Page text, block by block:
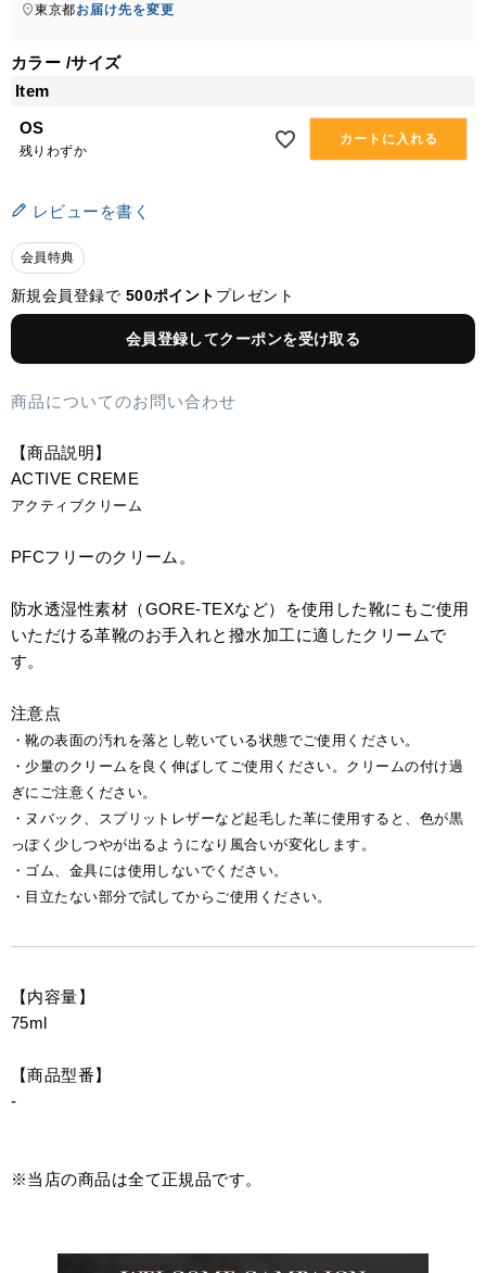
東京都お届け先を変更
カラー サイズ
Item
OS
残りわずか
カートに入れる
レビューを書く
会員特典
新規会員登録で 500ポイント プレゼント
会員登録してクーポンを受け取る
商品についてのお問い合わせ
【商品説明】
ACTIVE CREME
アクティブクリーム
PFCフリーのクリーム。
防水透湿性素材（GORE-TEXなど）を使用した靴にもご使用
いただける革靴のお手入れと撥水加工に適したクリームで
す。
注意点
・靴の表面の汚れを落とし乾いている状態でご使用ください。
・少量のクリームを良く伸ばしてご使用ください。クリームの付け過
ぎにご注意ください。
・ヌバック、スプリットレザーなど起毛した革に使用すると、色が黒
っぽく少しつやが出るようになり風合いが変化します。
・ゴム、金具には使用しないでください。
・目立たない部分で試してからご使用ください。
【内容量】
75ml
【商品型番】
-
※当店の商品は全て正規品です。